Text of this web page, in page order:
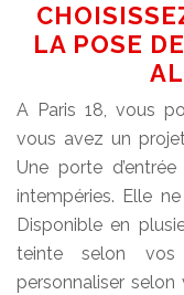
LA POSE
A Paris 18, vous
vous avez un
Une porte
intempéries. Elle
Disponible en
teinte selon
personnaliser